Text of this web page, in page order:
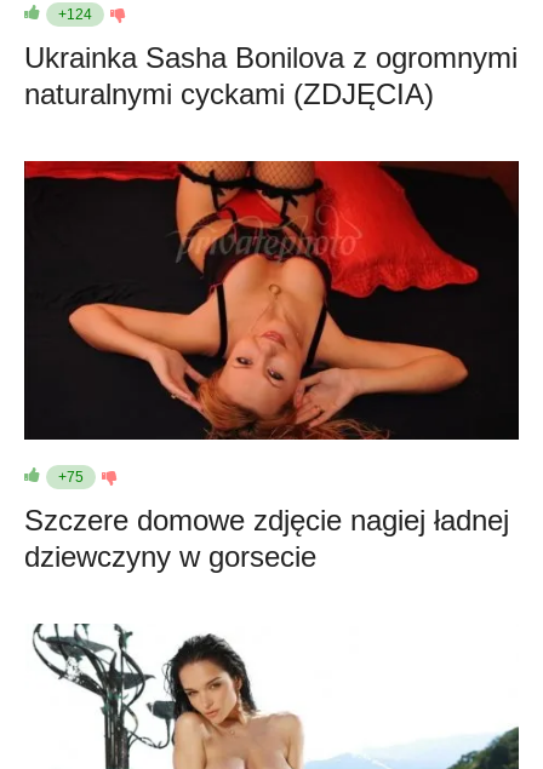
+124
Ukrainka Sasha Bonilova z ogromnymi
naturalnymi cyckami (ZDJĘCIA)
+75
Szczere domowe zdjęcie nagiej ładnej
dziewczyny w gorsecie